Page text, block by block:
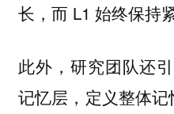
长，而 L1 始终保持紧
此外，研究团队还
记忆层，定义整体